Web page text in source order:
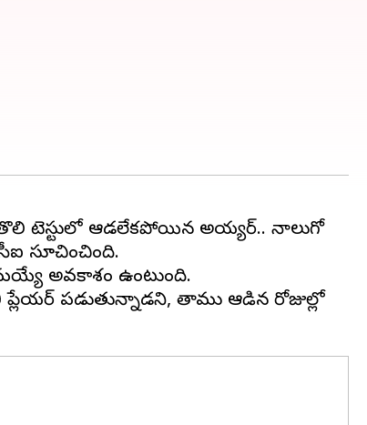
టెస్టులో ఆడలేకపోయిన అయ్యర్.. నాలుగో
సూచించింది.
అవకాశం ఉంటుంది.
పడుతున్నాడని, తాము ఆడిన రోజుల్లో